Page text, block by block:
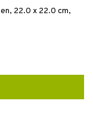
22.0 x 22.0 cm,